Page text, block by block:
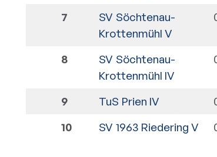
7
SV Söchtenau-
Krottenmühl V
8
SV Söchtenau-
Krottenmühl IV
9 TuS Prien IV
10
SV 1963 Riedering V